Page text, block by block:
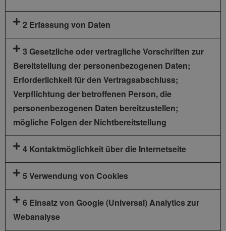
2 Erfassung von Daten
3 Gesetzliche oder vertragliche Vorschriften zur
Bereitstellung der personenbezogenen Daten;
Erforderlichkeit für den Vertragsabschluss;
Verpflichtung der betroffenen Person, die
personenbezogenen Daten bereitzustellen;
mögliche Folgen der Nichtbereitstellung
4 Kontaktmöglichkeit über die Internetseite
5 Verwendung von Cookies
6 Einsatz von Google (Universal) Analytics zur
Webanalyse